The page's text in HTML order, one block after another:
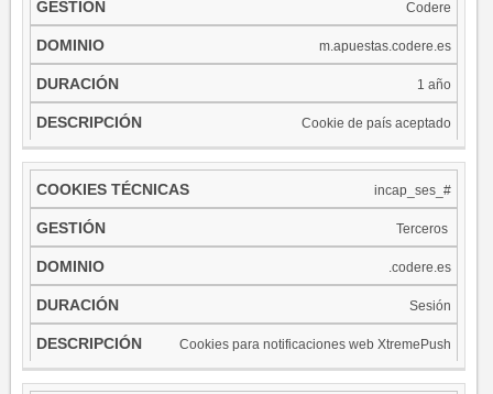
Codere
m.apuestas.codere.es
1 año
Cookie de país aceptado
incap_ses_#
Terceros ​
.codere.es
Sesión
Cookies para notificaciones web XtremePush